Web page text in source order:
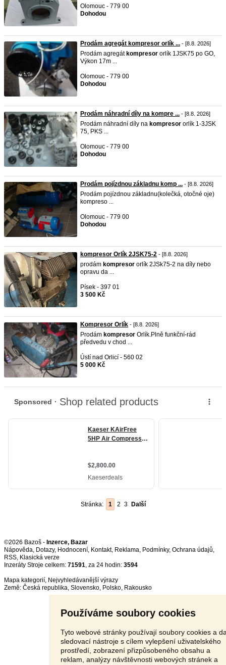
Používáme soubory cookies
Tyto webové stránky používají soubory cookies a
sledovací nástroje s cílem vylepšení uživatelského
prostředí, zobrazení přizpůsobeného obsahu a
reklam, analýzy návštěvnosti webových stránek a
Olomouc - 779 00
Dohodou
Prodám agregát kompresor orlík ... - [8.8. 2026]
Prodám agregát kompresor orlík 1JSK75 po GO,
Výkon 17m ...
Olomouc - 779 00
Dohodou
Prodám náhradní díly na kompre ... - [8.8. 2026]
Prodám náhradní díly na kompresor orlík 1-3JSK
75, PKS ...
Olomouc - 779 00
Dohodou
Prodám pojízdnou základnu komp ... - [8.8. 2026]
Prodám pojízdnou základnu(kolečká, otočné oje)
kompreso ...
Olomouc - 779 00
Dohodou
kompresor Orlík 2JSK75-2 - [8.8. 2026]
prodám kompresor orlík 2JSk75-2 na díly nebo
opravu da ...
Písek - 397 01
3 500 Kč
Kompresor Orlík - [8.8. 2026]
Prodám kompresor Orlík.Plně funkční-rád
předvedu v chod ...
Ústí nad Orlicí - 560 02
5 000 Kč
Stránka: 1 2 3 Další
©2026 Bazoš - Inzerce, Bazar
Nápověda, Dotazy, Hodnocení, Kontakt, Reklama, Podmínky, Ochrana údajů,
RSS,
Inzeráty Stroje celkem: 71591, za 24 hodin: 3594
Mapa kategorií, Nejvyhledávanější výrazy
Země: Česká republika, Slovensko, Polsko, Rakousko